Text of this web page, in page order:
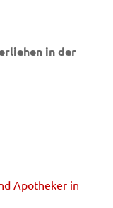
in der
Apotheker in